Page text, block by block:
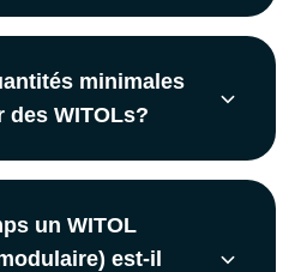
minimales
des WITOLs?
un WITOL
est-il